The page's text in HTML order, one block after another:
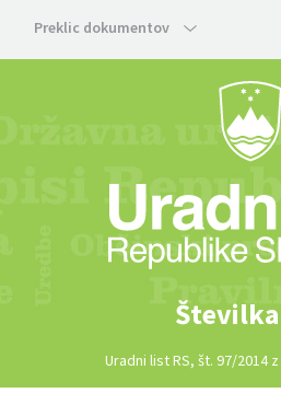
Preklic dokumentov
Uradni list RS, št. 97/2014